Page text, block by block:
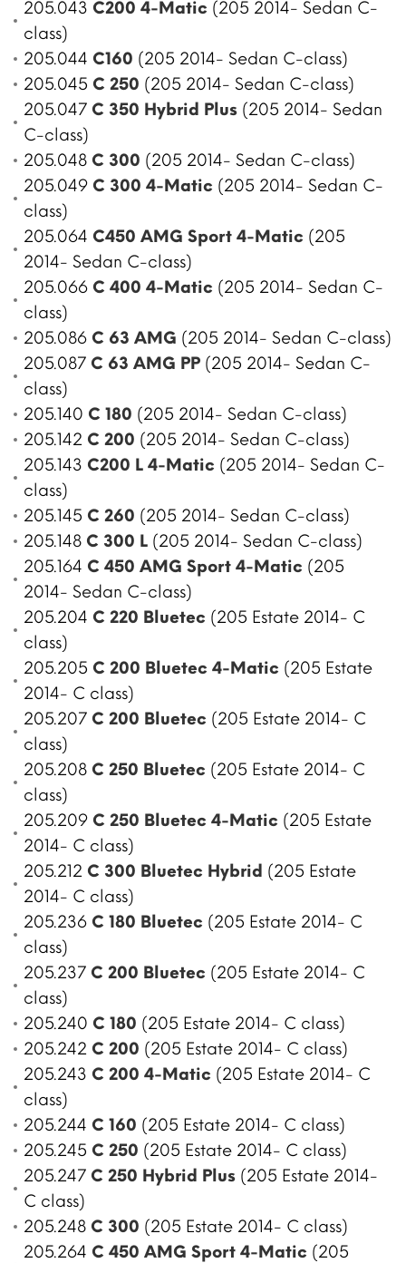
205.043 C200 4-Matic (205 2014- Sedan C-
class)
205.044 C160 (205 2014- Sedan C-class)
205.045 C 250 (205 2014- Sedan C-class)
205.047 C 350 Hybrid Plus (205 2014- Sedan
C-class)
205.048 C 300 (205 2014- Sedan C-class)
205.049 C 300 4-Matic (205 2014- Sedan C-
class)
205.064 C450 AMG Sport 4-Matic (205
2014- Sedan C-class)
205.066 C 400 4-Matic (205 2014- Sedan C-
class)
205.086 C 63 AMG (205 2014- Sedan C-class)
205.087 C 63 AMG PP (205 2014- Sedan C-
class)
205.140 C 180 (205 2014- Sedan C-class)
205.142 C 200 (205 2014- Sedan C-class)
205.143 C200 L 4-Matic (205 2014- Sedan C-
class)
205.145 C 260 (205 2014- Sedan C-class)
205.148 C 300 L (205 2014- Sedan C-class)
205.164 C 450 AMG Sport 4-Matic (205
2014- Sedan C-class)
205.204 C 220 Bluetec (205 Estate 2014- C
class)
205.205 C 200 Bluetec 4-Matic (205 Estate
2014- C class)
205.207 C 200 Bluetec (205 Estate 2014- C
class)
205.208 C 250 Bluetec (205 Estate 2014- C
class)
205.209 C 250 Bluetec 4-Matic (205 Estate
2014- C class)
205.212 C 300 Bluetec Hybrid (205 Estate
2014- C class)
205.236 C 180 Bluetec (205 Estate 2014- C
class)
205.237 C 200 Bluetec (205 Estate 2014- C
class)
205.240 C 180 (205 Estate 2014- C class)
205.242 C 200 (205 Estate 2014- C class)
205.243 C 200 4-Matic (205 Estate 2014- C
class)
205.244 C 160 (205 Estate 2014- C class)
205.245 C 250 (205 Estate 2014- C class)
205.247 C 250 Hybrid Plus (205 Estate 2014-
C class)
205.248 C 300 (205 Estate 2014- C class)
205.264 C 450 AMG Sport 4-Matic (205